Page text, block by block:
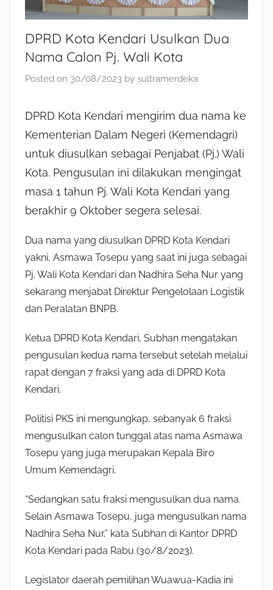
DPRD Kota Kendari Usulkan Dua
Nama Calon Pj. Wali Kota
Posted on 30/08/2023 by sultramerdeka
DPRD Kota Kendari mengirim dua nama ke
Kementerian Dalam Negeri (Kemendagri)
untuk diusulkan sebagai Penjabat (Pj.) Wali
Kota. Pengusulan ini dilakukan mengingat
masa 1 tahun Pj. Wali Kota Kendari yang
berakhir 9 Oktober segera selesai.
Dua nama yang diusulkan DPRD Kota Kendari
yakni, Asmawa Tosepu yang saat ini juga sebagai
Pj. Wali Kota Kendari dan Nadhira Seha Nur yang
sekarang menjabat Direktur Pengelolaan Logistik
dan Peralatan BNPB.
Ketua DPRD Kota Kendari, Subhan mengatakan
pengusulan kedua nama tersebut setelah melalui
rapat dengan 7 fraksi yang ada di DPRD Kota
Kendari.
Politisi PKS ini mengungkap, sebanyak 6 fraksi
mengusulkan calon tunggal atas nama Asmawa
Tosepu yang juga merupakan Kepala Biro
Umum Kemendagri.
“Sedangkan satu fraksi mengusulkan dua nama.
Selain Asmawa Tosepu, juga mengusulkan nama
Nadhira Seha Nur,” kata Subhan di Kantor DPRD
Kota Kendari pada Rabu (30/8/2023).
Legislator daerah pemilihan Wuawua-Kadia ini